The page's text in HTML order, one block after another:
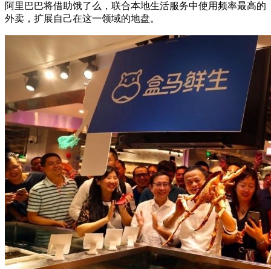
阿里巴巴将借助饿了么，联合本地生活服务中使用频率最高的
外卖，扩展自己在这一领域的地盘。